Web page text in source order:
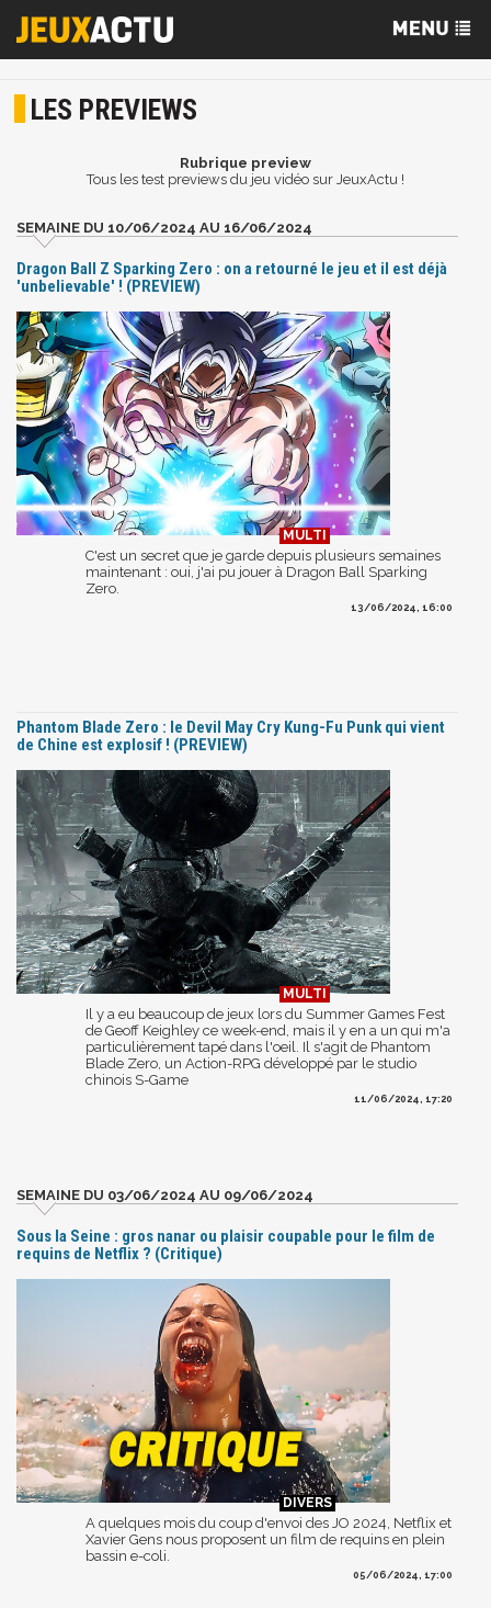
LES PREVIEWS
Rubrique preview
Tous les test previews du jeu vidéo sur JeuxActu !
SEMAINE DU 10/06/2024 AU 16/06/2024
Dragon Ball Z Sparking Zero : on a retourné le jeu et il est déjà
'unbelievable' ! (PREVIEW)
C'est un secret que je garde depuis plusieurs semaines
maintenant : oui, j'ai pu jouer à Dragon Ball Sparking
Zero.
13/06/2024, 16:00
Phantom Blade Zero : le Devil May Cry Kung-Fu Punk qui vient
de Chine est explosif ! (PREVIEW)
Il y a eu beaucoup de jeux lors du Summer Games Fest
de Geoff Keighley ce week-end, mais il y en a un qui m'a
particulièrement tapé dans l'oeil. Il s'agit de Phantom
Blade Zero, un Action-RPG développé par le studio
chinois S-Game
11/06/2024, 17:20
SEMAINE DU 03/06/2024 AU 09/06/2024
Sous la Seine : gros nanar ou plaisir coupable pour le film de
requins de Netflix ? (Critique)
A quelques mois du coup d'envoi des JO 2024, Netflix et
Xavier Gens nous proposent un film de requins en plein
bassin e-coli.
05/06/2024, 17:00